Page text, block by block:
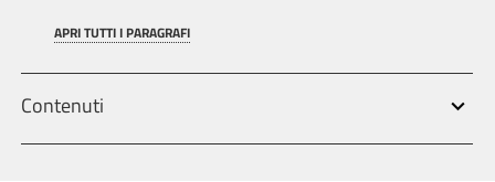
APRI TUTTI I PARAGRAFI
Contenuti